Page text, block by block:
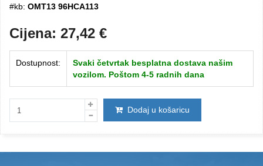
#kb: OMT13 96HCA113
Cijena: 27,42 €
Dostupnost:
Svaki četvrtak besplatna dostava našim
vozilom. Poštom 4-5 radnih dana
Dodaj u košaricu